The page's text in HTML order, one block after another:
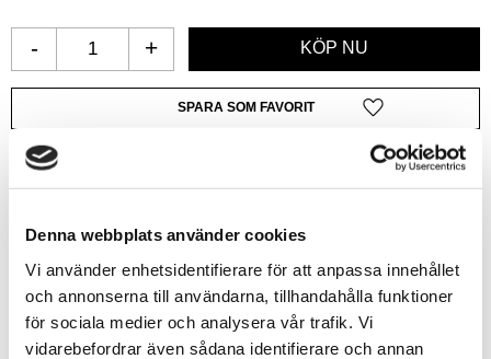
Denna webbplats använder cookies
Vi använder enhetsidentifierare för att anpassa innehållet
och annonserna till användarna, tillhandahålla funktioner
för sociala medier och analysera vår trafik. Vi
vidarebefordrar även sådana identifierare och annan
+
-
Lägg till i favoriter
Lagerstatus
2 st i lager
Artikelnr
TA85096
Allmänt